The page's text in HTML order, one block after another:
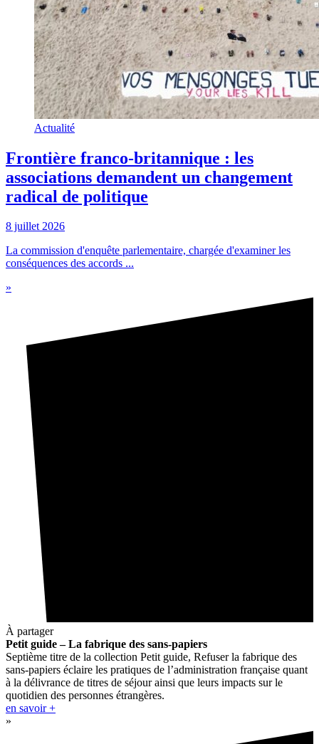
Actualité
Frontière franco-britannique : les
associations demandent un changement
radical de politique
8 juillet 2026
La commission d'enquête parlementaire, chargée d'examiner les
conséquences des accords ...
»
À partager
Petit guide – La fabrique des sans-papiers
Septième titre de la collection Petit guide, Refuser la fabrique des
sans-papiers éclaire les pratiques de l’administration française quant
à la délivrance de titres de séjour ainsi que leurs impacts sur le
quotidien des personnes étrangères.
en savoir +
»